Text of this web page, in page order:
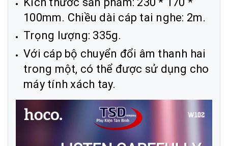
100mm. Chiều dài cáp tai nghe: 2m.
Trọng lượng: 335g.
Với cáp bộ chuyển đổi âm thanh hai
trong một, có thể được sử dụng cho
máy tính xách tay.